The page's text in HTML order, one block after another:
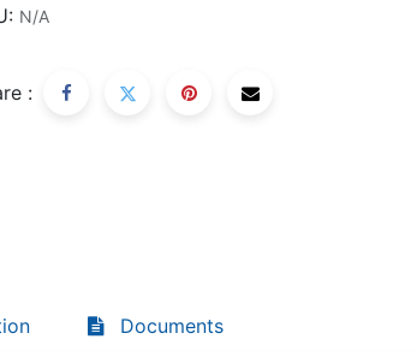
N/A
:
Documents
și servicii într-
cu RiA